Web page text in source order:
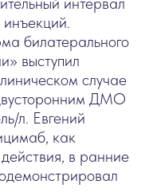
билатерального
выступил
случае
ДМО
л. Евгений
как
в ранние